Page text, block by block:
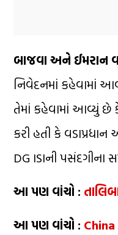
બાજવા અને
નિવેદનમાં કહેવામાં
તેમાં કહેવામાં આવ્યું છે
કરી હતી કે
DG ISIની પસંદગીના
આ પણ વાંચો :
આ પણ વાંચો :